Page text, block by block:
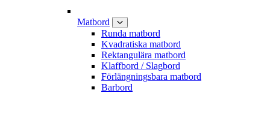
Matbord
Runda matbord
Kvadratiska matbord
Rektangulära matbord
Klaffbord / Slagbord
Förlängningsbara matbord
Barbord